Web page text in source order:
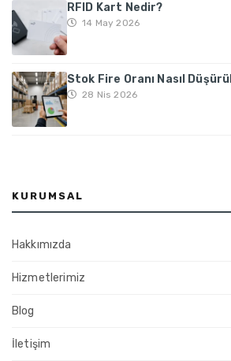
RFID Kart Nedir?
14 May 2026
Stok Fire Oranı Nasıl
28 Nis 2026
KURUMSAL
Hakkımızda
Hizmetlerimiz
Blog
İletişim